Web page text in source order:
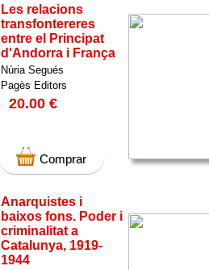
Les relacions
transfontereres
entre el Principat
d'Andorra i França
Núria Segués
Pagès Editors
20.00 €
Comprar
Anarquistes i
baixos fons. Poder i
criminalitat a
Catalunya, 1919-
1944